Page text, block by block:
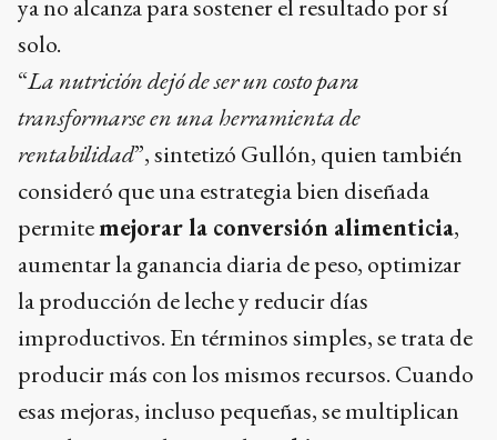
ya no alcanza para sostener el resultado por sí
solo.
“La nutrición dejó de ser un costo para
transformarse en una herramienta de
rentabilidad”, sintetizó Gullón, quien también
consideró que una estrategia bien diseñada
permitemejorar la conversión alimenticia,
aumentar la ganancia diaria de peso, optimizar
la producción de leche y reducir días
improductivos. En términos simples, se trata de
producir más con los mismos recursos. Cuando
esas mejoras, incluso pequeñas, se multiplican